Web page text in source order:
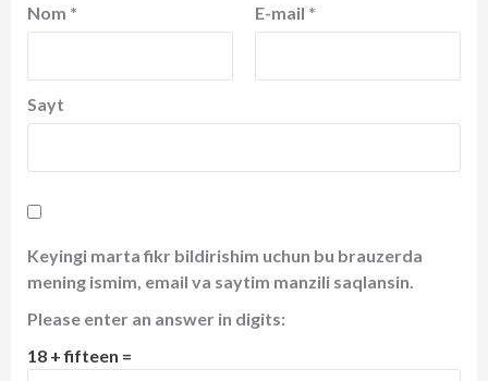
Nom * E-mail *
Sayt
Keyingi marta fikr bildirishim uchun bu brauzerda
mening ismim, email va saytim manzili saqlansin.
Please enter an answer in digits:
18 + fifteen =